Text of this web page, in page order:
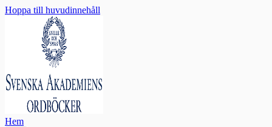
Hoppa till huvudinnehåll
Hem